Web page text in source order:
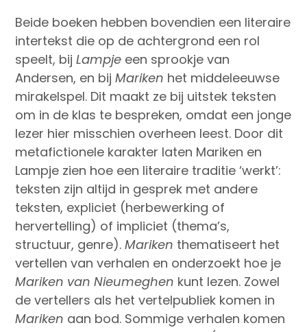
Beide boeken hebben bovendien een literaire
intertekst die op de achtergrond een rol
speelt, bijLampje een sprookje van
Andersen, en bijMariken het middeleeuwse
mirakelspel. Dit maakt ze bij uitstek teksten
om in de klas te bespreken, omdat een jonge
lezer hier misschien overheen leest. Door dit
metafictionele karakter laten Mariken en
Lampje zien hoe een literaire traditie ‘werkt’:
teksten zijn altijd in gesprek met andere
teksten, expliciet (herbewerking of
hervertelling) of impliciet (thema’s,
structuur, genre).Mariken thematiseert het
vertellen van verhalen en onderzoekt hoe je
Mariken van Nieumeghen kunt lezen. Zowel
de vertellers als het vertelpubliek komen in
Mariken aan bod. Sommige verhalen komen